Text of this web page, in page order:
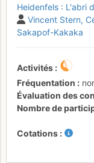
Heidenfels : L'abri
Vincent Stern
Sakapof-Kakaka
Activités
Fréquentation
Évaluation des
Nombre de
Cotations